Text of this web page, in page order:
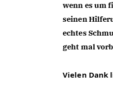
wenn es um
seinen
echtes
geht mal
Vielen Dank